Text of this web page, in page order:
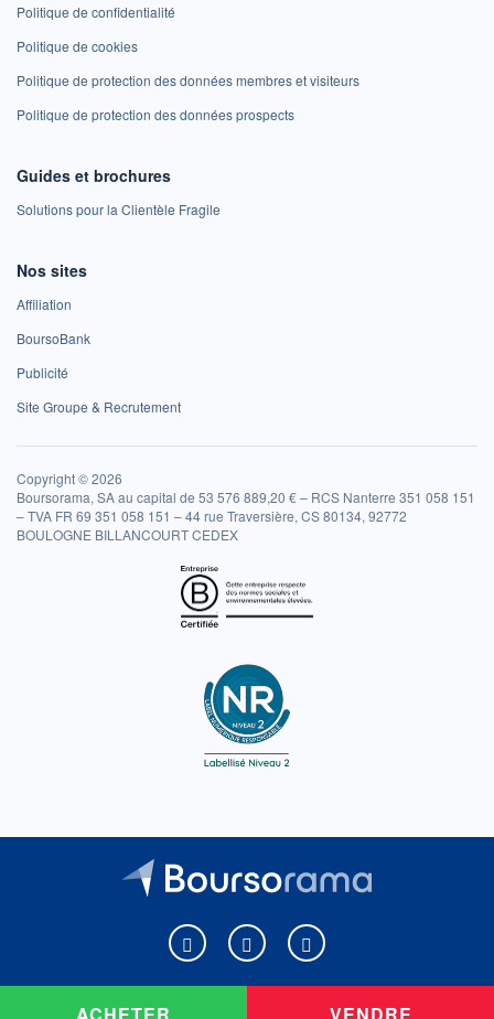
ACHETER VENDRE
Politique de confidentialité
Politique de cookies
Politique de protection des données membres et visiteurs
Politique de protection des données prospects
Guides et brochures
Solutions pour la Clientèle Fragile
Nos sites
Affiliation
BoursoBank
Publicité
Site Groupe & Recrutement
Copyright © 2026
Boursorama, SA au capital de 53 576 889,20 € – RCS Nanterre 351 058 151
– TVA FR 69 351 058 151 – 44 rue Traversière, CS 80134, 92772
BOULOGNE BILLANCOURT CEDEX
Boursorama sur Facebook
Boursorama sur XBoursorama sur